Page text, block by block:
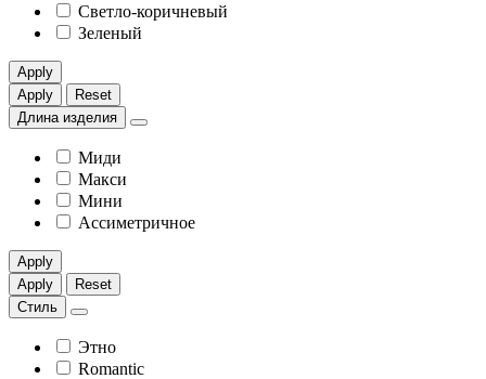
Светло-коричневый
Зеленый
Apply
Apply
Reset
Длина изделия
Миди
Макси
Мини
Ассиметричное
Apply
Apply
Reset
Стиль
Этно
Romantic